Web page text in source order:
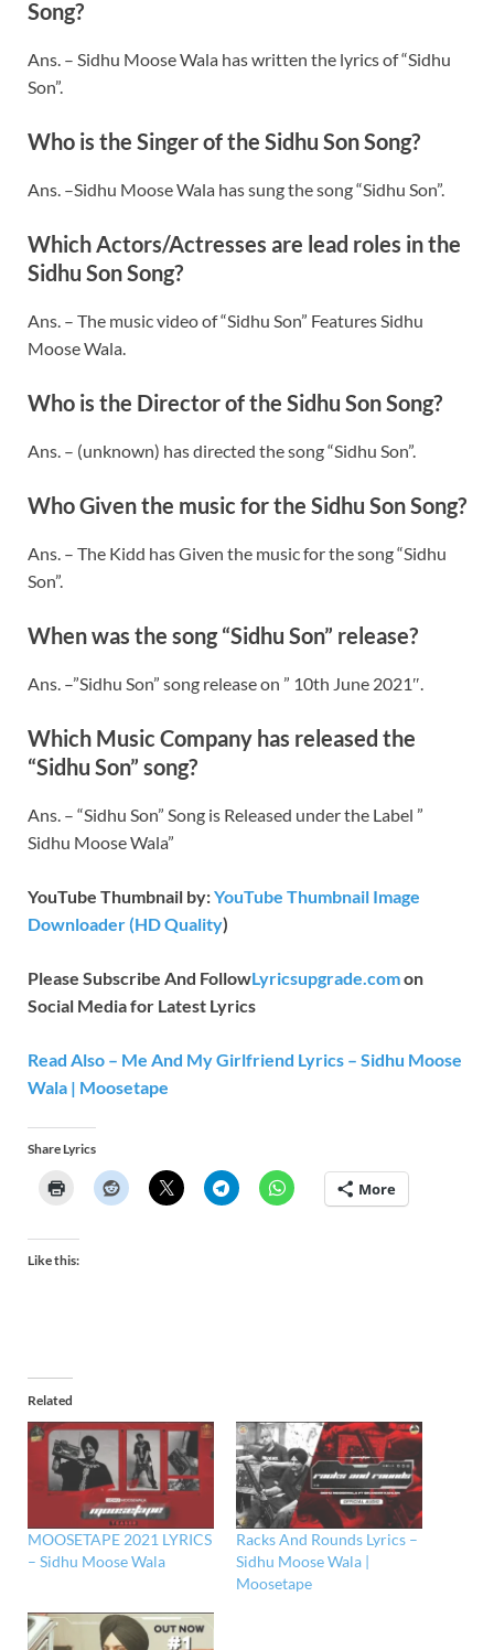
Song?
Ans. – Sidhu Moose Wala has written the lyrics of “Sidhu
Son”.
Who is the Singer of the Sidhu Son Song?
Ans. –Sidhu Moose Wala has sung the song “Sidhu Son”.
Which Actors/Actresses are lead roles in the
Sidhu Son Song?
Ans. – The music video of “Sidhu Son” Features Sidhu
Moose Wala.
Who is the Director of the Sidhu Son Song?
Ans. – (unknown) has directed the song “Sidhu Son”.
Who Given the music for the Sidhu Son Song?
Ans. – The Kidd has Given the music for the song “Sidhu
Son”.
When was the song “Sidhu Son” release?
Ans. –”Sidhu Son” song release on ” 10th June 2021″.
Which Music Company has released the
“Sidhu Son” song?
Ans. – “Sidhu Son” Song is Released under the Label ”
Sidhu Moose Wala”
YouTube Thumbnail by:YouTube Thumbnail Image
Downloader (HD Quality)
Please Subscribe And FollowLyricsupgrade.comon
Social Media for Latest Lyrics
Read Also – Me And My Girlfriend Lyrics – Sidhu Moose
Wala | Moosetape
Share Lyrics
More
Like this:
Related
MOOSETAPE 2021 LYRICS
– Sidhu Moose Wala
Racks And Rounds Lyrics –
Sidhu Moose Wala |
Moosetape